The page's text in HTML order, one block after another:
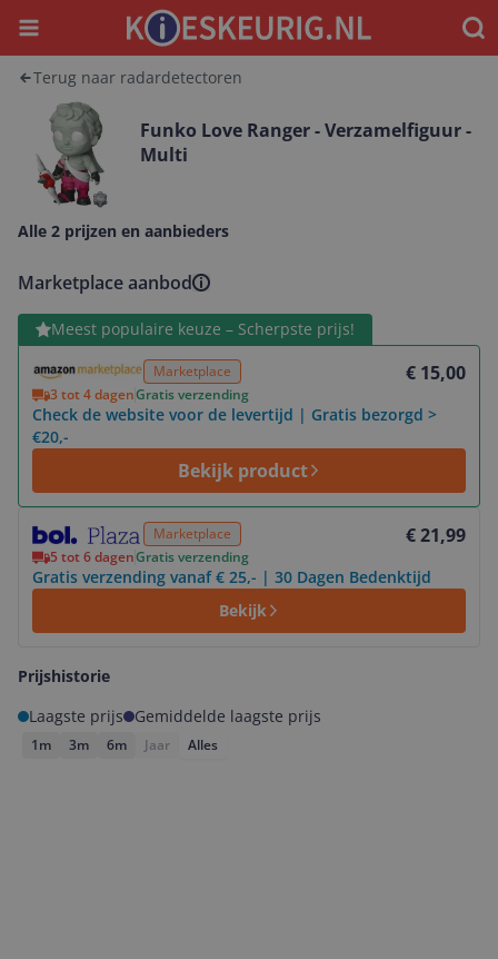
Menu
Terug naar radardetectoren
Funko Love Ranger - Verzamelfiguur -
Multi
Alle 2 prijzen en aanbieders
Marketplace aanbod
Meest populaire keuze – Scherpste prijs!
Marketplace € 15,00
3 tot 4 dagenGratis verzending
Check de website voor de levertijd | Gratis bezorgd >
€20,-
Bekijk product
Bekijk product
Marketplace € 21,99
5 tot 6 dagenGratis verzending
Gratis verzending vanaf € 25,- | 30 Dagen Bedenktijd
Bekijk
Prijshistorie
Laagste prijs
Gemiddelde laagste prijs
1m 3m 6m Jaar Alles